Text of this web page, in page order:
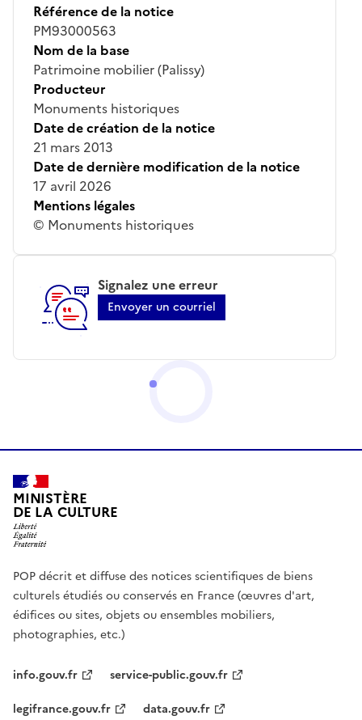
Référence de la notice
PM93000563
Nom de la base
Patrimoine mobilier (Palissy)
Producteur
Monuments historiques
Date de création de la notice
21 mars 2013
Date de dernière modification de la notice
17 avril 2026
Mentions légales
© Monuments historiques
Signalez une erreur
Envoyer un courriel
MINISTÈRE
DE LA CULTURE
POP décrit et diffuse des notices scientifiques de biens
culturels étudiés ou conservés en France (œuvres d'art,
édifices ou sites, objets ou ensembles mobiliers,
photographies, etc.)
info.gouv.fr
service-public.gouv.fr
legifrance.gouv.fr
data.gouv.fr